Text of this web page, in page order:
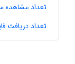
تعداد مشاهده
تعداد دریافت